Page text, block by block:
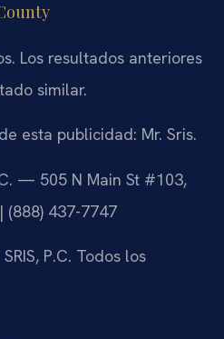
Los resultados anteriores
similar.
esta publicidad: Mr. Sris.
— 505 N Main St #103,
(888) 437-7747
P.C. Todos los